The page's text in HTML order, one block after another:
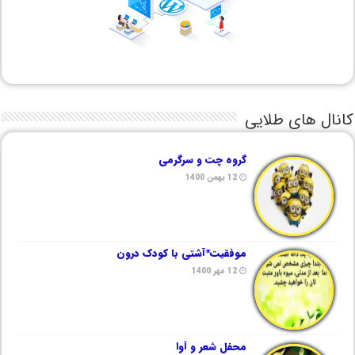
کانال های طلایی
گروه چت و سرگرمی
12 بهمن 1400
موفقیت*آشتی با کودک درون
12 مهر 1400
محفل شعر و آوا